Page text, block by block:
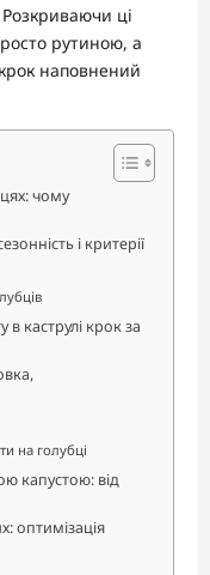
ці
рутиною, а
наповнений
чому
і критерії
каструлі крок за
на голубці
капустою: від
оптимізація